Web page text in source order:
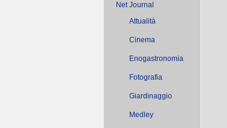
Net Journal
Attualità
Cinema
Enogastronomia
Fotografia
Giardinaggio
Medley